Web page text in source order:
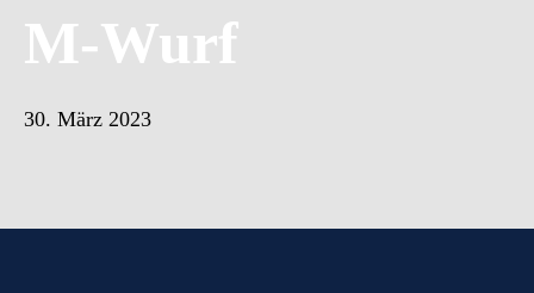
M-Wurf
30. März 2023